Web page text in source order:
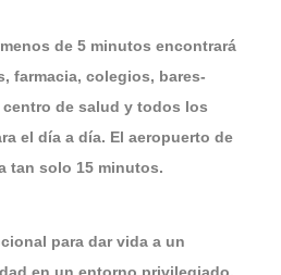
de 5 minutos encontrará
farmacia, colegios, bares-
de salud y todos los
el día a día. El aeropuerto de
tan solo 15 minutos.
para dar vida a un